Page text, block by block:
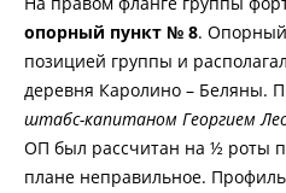
опорный пункт № 8. Опорный
позицией группы и
деревня Каролино – Беляны.
штабс-капитаном Георгием
ОП был рассчитан на ½ роты
плане неправильное. Профиль